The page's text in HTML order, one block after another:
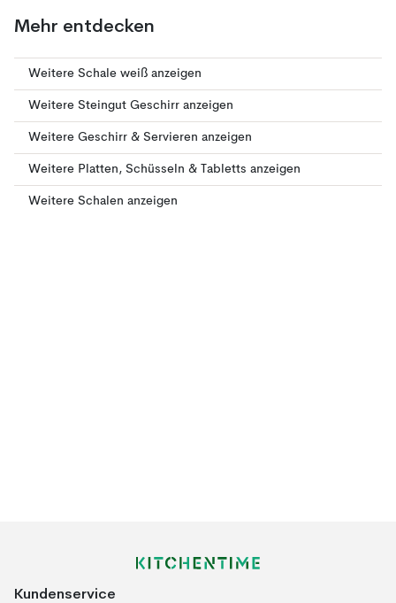
Mehr entdecken
Weitere Schale weiß anzeigen
Weitere Steingut Geschirr anzeigen
Weitere Geschirr & Servieren anzeigen
Weitere Platten, Schüsseln & Tabletts anzeigen
Weitere Schalen anzeigen
Kundenservice